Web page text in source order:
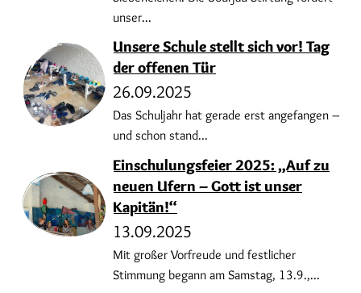
unser...
Unsere Schule stellt sich vor! Tag
der offenen Tür
26.09.2025
Das Schuljahr hat gerade erst angefangen –
und schon stand...
Einschulungsfeier 2025: „Auf zu
neuen Ufern – Gott ist unser
Kapitän!“
13.09.2025
Mit großer Vorfreude und festlicher
Stimmung begann am Samstag, 13.9.,...